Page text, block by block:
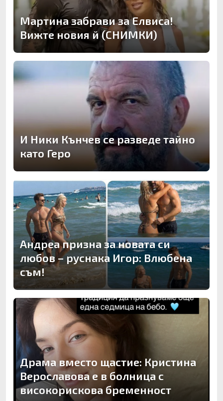
Мартина забрави за Елвиса!
Вижте новия й (СНИМКИ)
И Ники Кънчев се разведе тайно
като Геро
Андреа призна за новата си
любов – руснака Игор: Влюбена
съм!
Драма вместо щастие: Кристина
Верославова е в болница с
високорискова бременност